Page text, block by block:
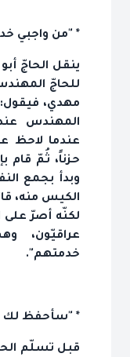
* "من واجبي
ينقل الحاجّ
للحاجّ
مهدي، فيقول:
المهندس عند
عندما لاحظ
حزناً، ثُمّ قام
وبدأ بجمع
الكيس منه،
لكنّه أصرّ على
عراقيّون،
خدمتهم".
* "سأحفظ لك
قبل تسلّم